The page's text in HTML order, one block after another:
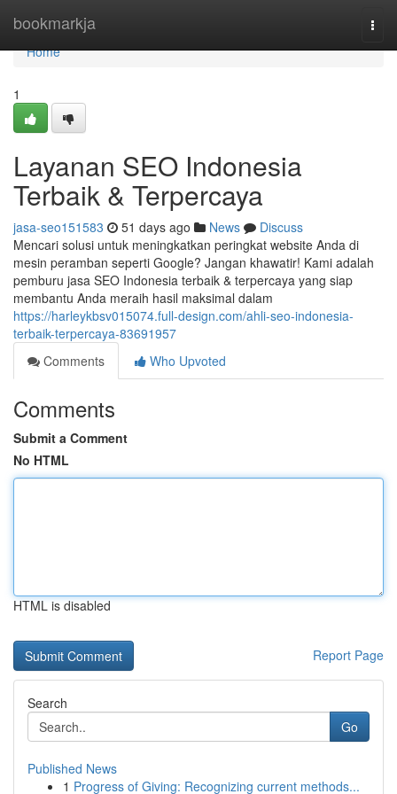
bookmarkja
Home
Home
1
Layanan SEO Indonesia
Terbaik & Terpercaya
jasa-seo151583 51 days ago News
Discuss
Mencari solusi untuk meningkatkan peringkat website Anda di
mesin peramban seperti Google? Jangan khawatir! Kami adalah
pemburu jasa SEO Indonesia terbaik & terpercaya yang siap
membantu Anda meraih hasil maksimal dalam
https://harleykbsv015074.full-design.com/ahli-seo-indonesia-
terbaik-terpercaya-83691957
Comments
Who Upvoted
Comments
Submit a Comment
No HTML
HTML is disabled
Report Page
Search
Go
Published News
1 Progress of Giving: Recognizing current methods...